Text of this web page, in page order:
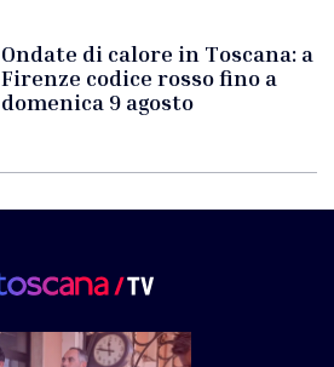
Ondate di calore in Toscana: a
Firenze codice rosso fino a
domenica 9 agosto